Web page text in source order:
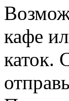
кафе
каток.